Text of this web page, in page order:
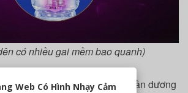
có nhiều gai mềm bao quanh)
đôn không có nút ấn, chỉ cần dương
Web Có Hình Nhạy Cảm